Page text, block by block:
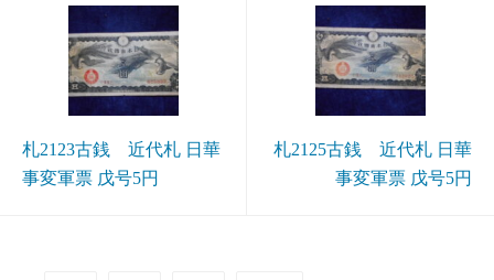
札2123古銭 近代札 日華
事変軍票 戊号5円
札2125古銭 近代札 日華
事変軍票 戊号5円